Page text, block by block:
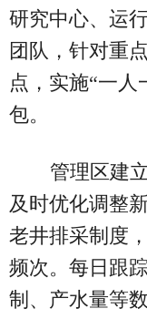
研究中心、运
团队，针对重
点，实施“一人
包。
管理区建
及时优化调整
老井排采制度
频次。每日跟
制、产水量等